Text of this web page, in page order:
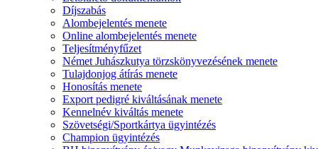
Díjszabás
Alombejelentés menete
Online alombejelentés menete
Teljesítményfűzet
Német Juhászkutya törzskönyvezésének menete
Tulajdonjog átírás menete
Honosítás menete
Export pedigré kiváltásának menete
Kennelnév kiváltás menete
Szövetségi/Sportkártya ügyintézés
Champion ügyintézés